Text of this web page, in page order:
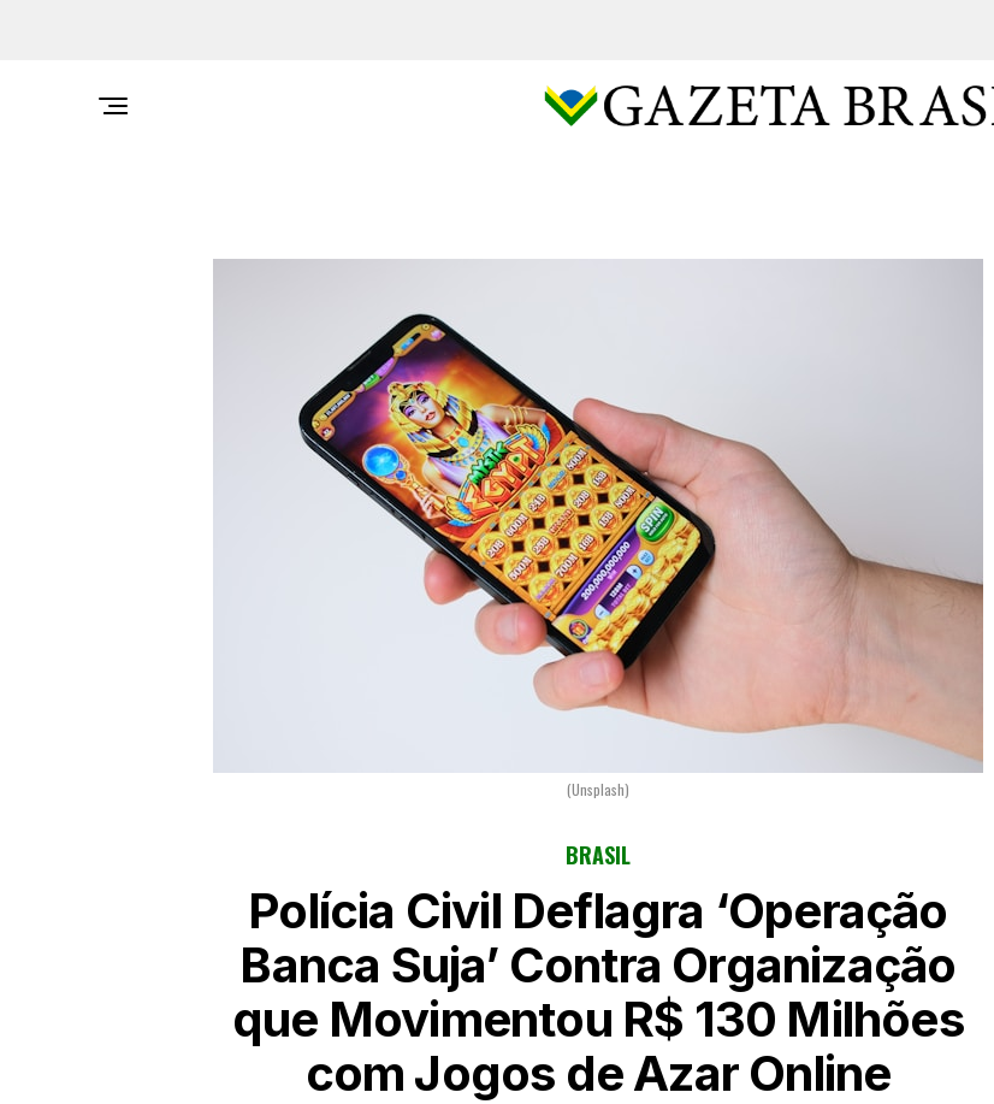
(Unsplash)
BRASIL
Polícia Civil Deflagra ‘Operação
Banca Suja’ Contra Organização
que Movimentou R$ 130 Milhões
com Jogos de Azar Online